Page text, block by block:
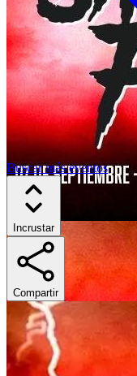
Buscar más eventos
Incrustar
Compartir